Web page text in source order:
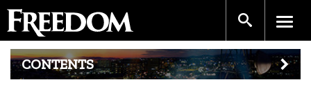
CONTENTS